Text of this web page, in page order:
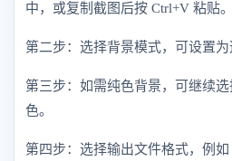
中，或复制截图后按 Ctrl+V 粘贴。
第二步：选择背景模式，可设置为
第三步：如需纯色背景，可继续
色。
第四步：选择输出文件格式，例如